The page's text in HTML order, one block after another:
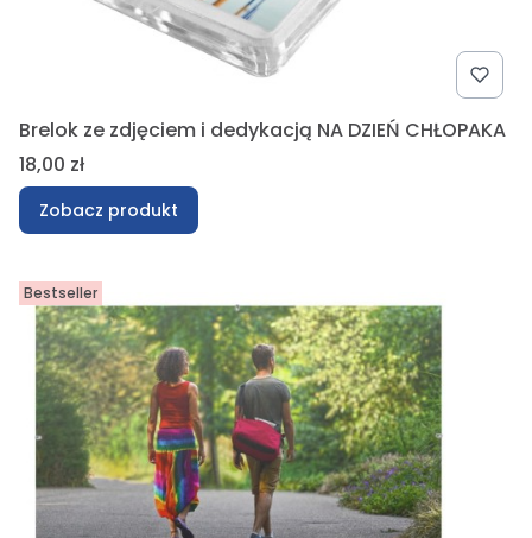
Brelok ze zdjęciem i dedykacją NA DZIEŃ CHŁOPAKA
Cena
18,00 zł
Zobacz produkt
Bestseller